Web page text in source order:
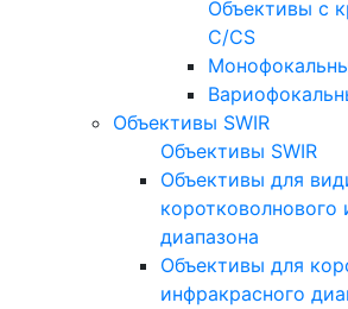
Объективы с
C/CS
Объективы SWIR
Объективы SWIR
Объективы для
коротковолнового
диапазона
Объективы для
инфракрасного